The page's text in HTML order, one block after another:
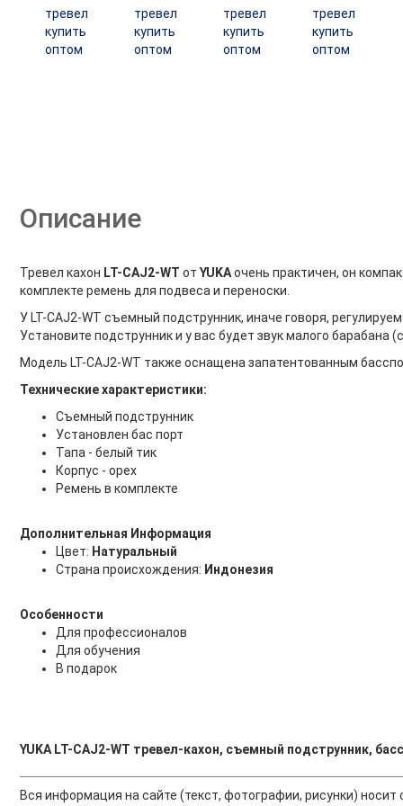
Описание
Тревел кахон LT-CAJ2-WT от YUKAочень практичен, он
комплекте ремень для подвеса и переноски.
У LT-CAJ2-WT съемный подструнник, иначе говоря,
Установите подструнник и у вас будет звук малого барабана
Модель LT-CAJ2-WT также оснащена запатентованным
Технические характеристики:
Съемный подструнник
Установлен бас порт
Тапа - белый тик
Корпус - орех
Ремень в комплекте
Дополнительная Информация
Цвет: Натуральный
Страна происхождения: Индонезия
Особенности
Для профессионалов
Для обучения
В подарок
YUKA LT-CAJ2-WT тревел-кахон, съемный подструнник,
Вся информация на сайте (текст, фотографии, рисунки)